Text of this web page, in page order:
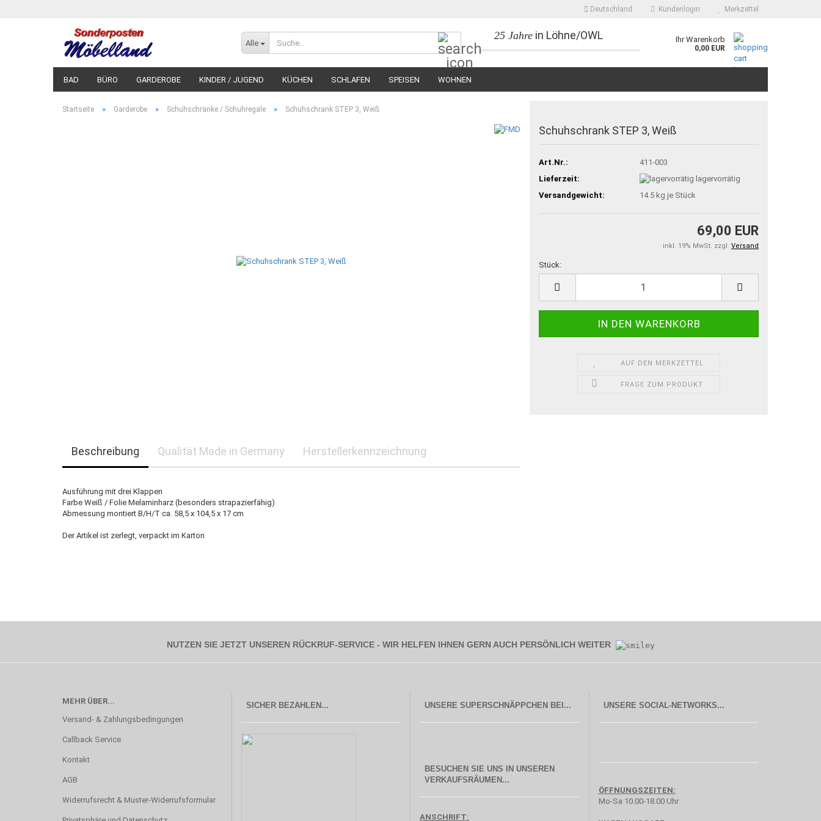
Deutschland Kundenlogin Merkzettel
Alle
25 Jahrein Löhne/OWL Ihr Warenkorb
0,00 EUR
BAD BÜRO GARDEROBE KINDER / JUGEND KÜCHEN SCHLAFEN SPEISEN WOHNEN
Startseite » Garderobe » Schuhschränke / Schuhregale » Schuhschrank STEP 3, Weiß
Schuhschrank STEP 3, Weiß
Art.Nr.:
411-003
Lieferzeit:
lagervorrätig
Versandgewicht:
14.5 kg je Stück
69,00 EUR
inkl. 19% MwSt. zzgl. Versand
Stück:
Stück
AUF DEN MERKZETTEL
FRAGE ZUM PRODUKT
Beschreibung Qualität Made in Germany Herstellerkennzeichnung
Ausführung mit drei Klappen
Farbe Weiß / Folie Melaminharz (besonders strapazierfähig)
Abmessung montiert B/H/T ca. 58,5 x 104,5 x 17 cm
Der Artikel ist zerlegt, verpackt im Karton
NUTZEN SIE JETZT UNSEREN RÜCKRUF-SERVICE - WIR HELFEN IHNEN GERN AUCH PERSÖNLICH WEITER
MEHR ÜBER...
Versand- & Zahlungsbedingungen
Callback Service
Kontakt
AGB
Widerrufsrecht & Muster-Widerrufsformular
SICHER BEZAHLEN...
BESUCHEN SIE UNS IN UNSEREN
VERKAUFSRÄUMEN...
ANSCHRIFT:
UNSERE SOCIAL-NETWORKS...
ÖFFNUNGSZEITEN:
Mo-Sa 10.00-18.00 Uhr